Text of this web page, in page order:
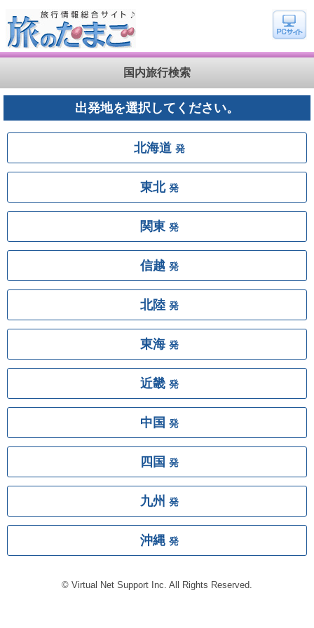
国内旅行検索
出発地を選択してください。
北海道発
東北発
関東発
信越発
北陸発
東海発
近畿発
中国発
四国発
九州発
沖縄発
© Virtual Net Support Inc. All Rights Reserved.